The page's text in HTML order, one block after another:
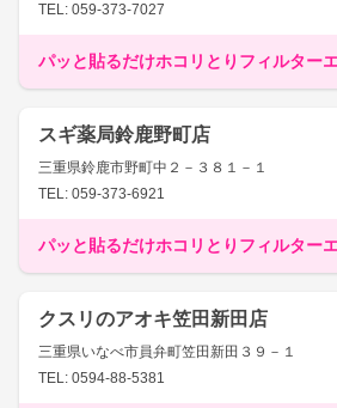
TEL: 059-373-7027
パッと貼るだけホコリとりフィルター
スギ薬局鈴鹿野町店
三重県鈴鹿市野町中２－３８１－１
TEL: 059-373-6921
パッと貼るだけホコリとりフィルター
クスリのアオキ笠田新田店
三重県いなべ市員弁町笠田新田３９－１
TEL: 0594-88-5381